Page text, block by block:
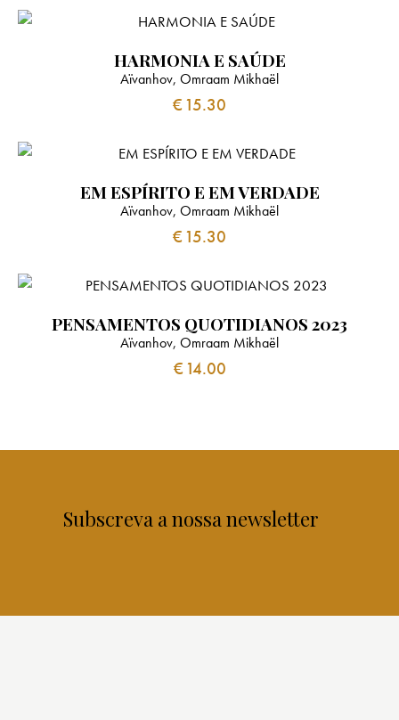
HARMONIA E SAÚDE
Aïvanhov, Omraam Mikhaël
€15.30
EM ESPÍRITO E EM VERDADE
Aïvanhov, Omraam Mikhaël
€15.30
PENSAMENTOS QUOTIDIANOS 2023
Aïvanhov, Omraam Mikhaël
€14.00
Subscreva a nossa newsletter